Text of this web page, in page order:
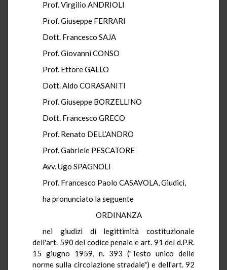
Prof. Virgilio ANDRIOLI
Prof. Giuseppe FERRARI
Dott. Francesco SAJA
Prof. Giovanni CONSO
Prof. Ettore GALLO
Dott. Aldo CORASANITI
Prof. Giuseppe BORZELLINO
Dott. Francesco GRECO
Prof. Renato DELL’ANDRO
Prof. Gabriele PESCATORE
Avv. Ugo SPAGNOLI
Prof. Francesco Paolo CASAVOLA, Giudici,
ha pronunciato la seguente
ORDINANZA
nei giudizi di legittimità costituzionale
dell'art. 590 del codice penale e art. 91 del d.P.R.
15 giugno 1959, n. 393 ("Testo unico delle
norme sulla circolazione stradale") e dell'art. 92